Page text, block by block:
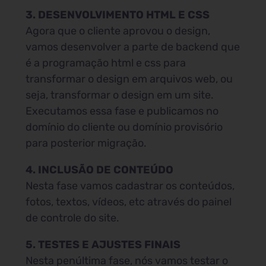
3. DESENVOLVIMENTO HTML E CSS
Agora que o cliente aprovou o design,
vamos desenvolver a parte de backend que
é a programação html e css para
transformar o design em arquivos web, ou
seja, transformar o design em um site.
Executamos essa fase e publicamos no
domínio do cliente ou domínio provisório
para posterior migração.
4. INCLUSÃO DE CONTEÚDO
Nesta fase vamos cadastrar os conteúdos,
fotos, textos, vídeos, etc através do painel
de controle do site.
5. TESTES E AJUSTES FINAIS
Nesta penúltima fase, nós vamos testar o